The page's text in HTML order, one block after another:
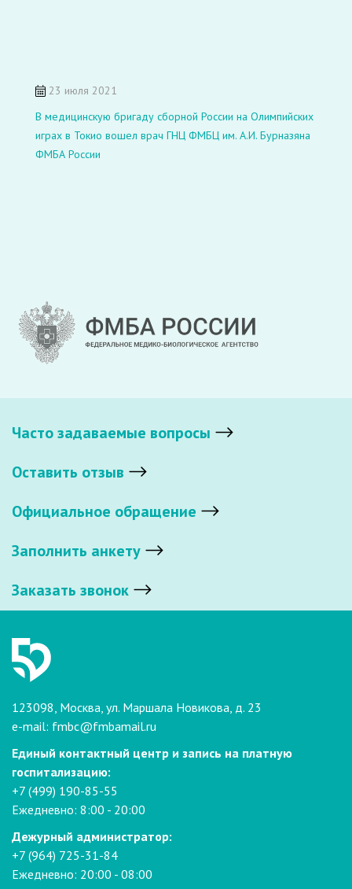
23 июля 2021
В медицинскую бригаду сборной России на Олимпийских
играх в Токио вошел врач ГНЦ ФМБЦ им. А.И. Бурназяна
ФМБА России
Часто задаваемые вопросы
Оставить отзыв
Официальное обращение
Заполнить анкету
Заказать звонок
123098, Москва, ул. Маршала Новикова, д. 23
e-mail: fmbc@fmbamail.ru
Единый контактный центр и запись на платную
госпитализацию:
+7 (499) 190-85-55
Ежедневно: 8:00 - 20:00
Дежурный администратор:
+7 (964) 725-31-84
Ежедневно: 20:00 - 08:00